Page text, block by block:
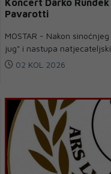
Koncert Darko
Pavarotti
MOSTAR - Nakon
jug" i nastupa
02 KOL 2026